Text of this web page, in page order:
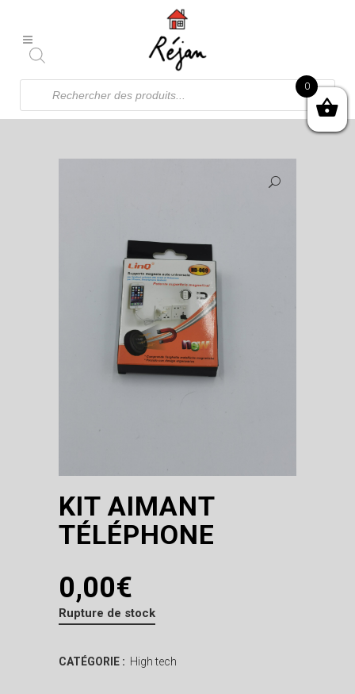
Recherche
produits
KIT AIMANT
TÉLÉPHONE
0,00€
Rupture de stock
CATÉGORIE : High tech
0